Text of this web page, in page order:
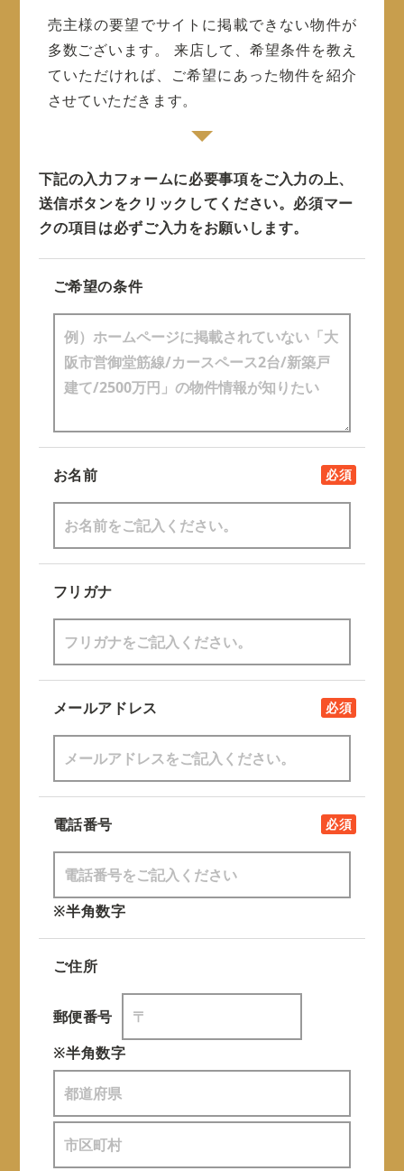
売主様の要望でサイトに掲載できない物件が
多数ございます。
来店して、希望条件を教え
ていただければ、ご希望にあった物件を紹介
させていただきます。
下記の入力フォームに必要事項をご入力の上、
送信ボタンをクリックしてください。 必須マー
クの項目は必ずご入力をお願いします。
ご希望の条件
お名前 必須
フリガナ
メールアドレス 必須
電話番号 必須
※半角数字
ご住所
郵便番号
※半角数字